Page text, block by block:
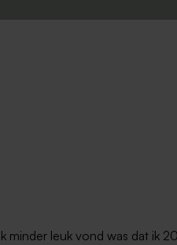
minder leuk vond was dat